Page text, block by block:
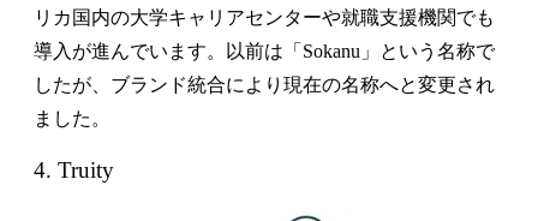
リカ国内の大学キャリアセンターや就職支援機関でも
導入が進んでいます。以前は「Sokanu」という名称で
したが、ブランド統合により現在の名称へと変更され
ました。
4. Truity